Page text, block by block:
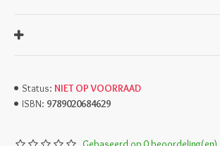
Status: NIET OP VOORRAAD
ISBN: 9789020684629